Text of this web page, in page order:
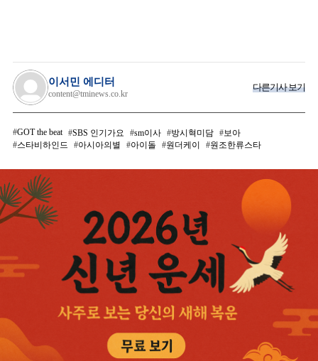
이서민 에디터
content@tminews.co.kr
다른기사 보기
GOT the beat SBS 인기가요 sm이사 방시혁미담
보아
스타비하인드
아시아의별 아이돌 원더케이 원조한류스타